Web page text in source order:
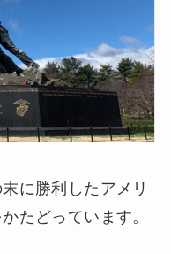
に勝利したアメリ
たどっています。